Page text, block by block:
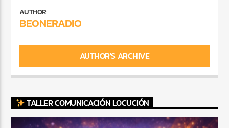
AUTHOR
BEONERADIO
AUTHOR'S ARCHIVE
TALLER COMUNICACIÓN LOCUCIÓN